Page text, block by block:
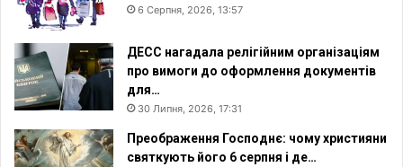
6 Серпня, 2026, 13:57
ДЕСС нагадала релігійним організаціям
про вимоги до оформлення документів
для…
30 Липня, 2026, 17:31
Преображення Господнє: чому християни
святкують його 6 серпня і де…